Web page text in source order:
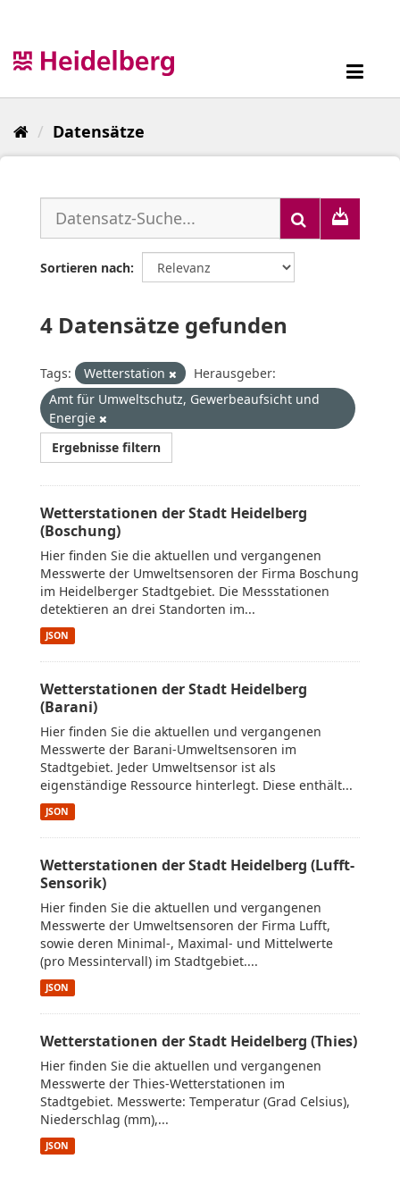
Datensätze
Sortieren nach
4 Datensätze gefunden
Tags: Wetterstation
Herausgeber:
Amt für Umweltschutz, Gewerbeaufsicht und
Energie
Ergebnisse filtern
Wetterstationen der Stadt Heidelberg
(Boschung)
Hier finden Sie die aktuellen und vergangenen
Messwerte der Umweltsensoren der Firma Boschung
im Heidelberger Stadtgebiet. Die Messstationen
detektieren an drei Standorten im...
JSON
Wetterstationen der Stadt Heidelberg
(Barani)
Hier finden Sie die aktuellen und vergangenen
Messwerte der Barani-Umweltsensoren im
Stadtgebiet. Jeder Umweltsensor ist als
eigenständige Ressource hinterlegt. Diese enthält...
JSON
Wetterstationen der Stadt Heidelberg (Lufft-
Sensorik)
Hier finden Sie die aktuellen und vergangenen
Messwerte der Umweltsensoren der Firma Lufft,
sowie deren Minimal-, Maximal- und Mittelwerte
(pro Messintervall) im Stadtgebiet....
JSON
Wetterstationen der Stadt Heidelberg (Thies)
Hier finden Sie die aktuellen und vergangenen
Messwerte der Thies-Wetterstationen im
Stadtgebiet. Messwerte: Temperatur (Grad Celsius),
Niederschlag (mm),...
JSON